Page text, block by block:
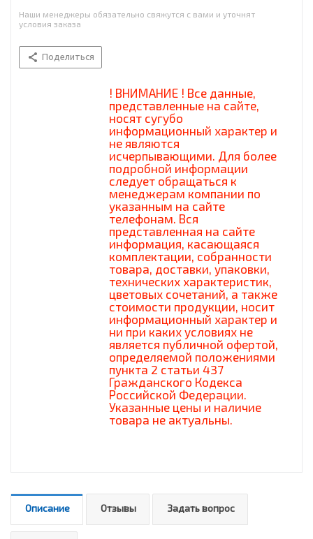
Наши менеджеры обязательно свяжутся с вами и уточнят
условия заказа
Поделиться
! ВНИМАНИЕ ! Все данные,
представленные на сайте,
носят сугубо
информационный характер и
не являются
исчерпывающими. Для более
подробной информации
следует обращаться к
менеджерам компании по
указанным на сайте
телефонам. Вся
представленная на сайте
информация, касающаяся
комплектации, собранности
товара, доставки, упаковки,
технических характеристик,
цветовых сочетаний, а также
стоимости продукции, носит
информационный характер и
ни при каких условиях не
является публичной офертой,
определяемой положениями
пункта 2 статьи 437
Гражданского Кодекса
Российской Федерации.
Указанные цены и наличие
товара не актуальны.
Описание Отзывы Задать вопрос